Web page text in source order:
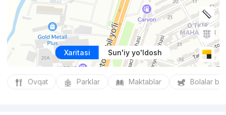
Xaritasi Sun'iy yo'ldosh
Ovqat Parklar Maktablar Bolalar